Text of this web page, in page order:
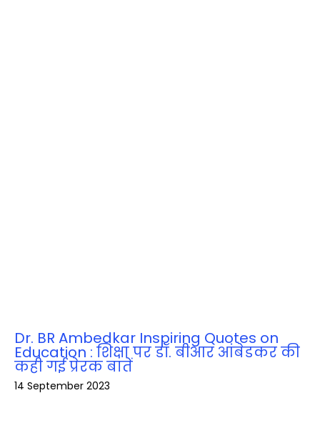
Dr. BR Ambedkar Inspiring Quotes on
Education : शिक्षा पर डॉ. बीआर आंबेडकर की
कही गई प्रेरक बातें
14 September 2023